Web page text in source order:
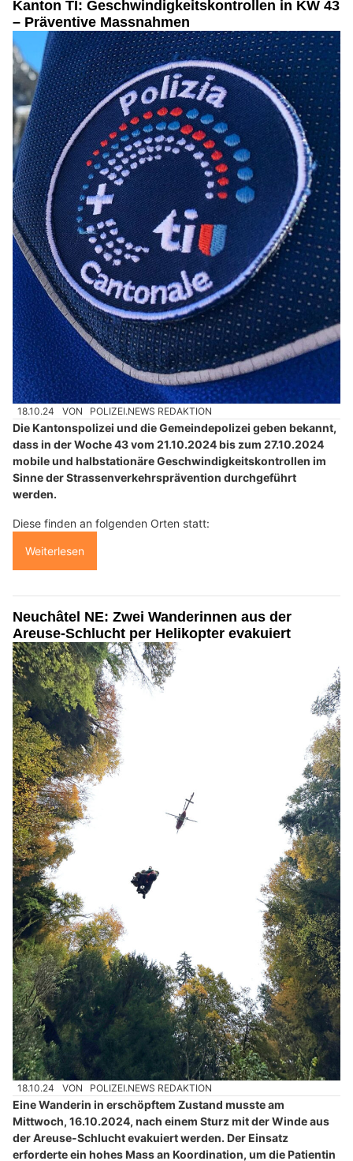
Kanton TI: Geschwindigkeitskontrollen in KW 43
– Präventive Massnahmen
18.10.24 VON POLIZEI.NEWS REDAKTION
Die Kantonspolizei und die Gemeindepolizei geben bekannt,
dass in der Woche 43 vom 21.10.2024 bis zum 27.10.2024
mobile und halbstationäre Geschwindigkeitskontrollen im
Sinne der Strassenverkehrsprävention durchgeführt
werden.
Diese finden an folgenden Orten statt:
Weiterlesen
Neuchâtel NE: Zwei Wanderinnen aus der
Areuse-Schlucht per Helikopter evakuiert
18.10.24 VON POLIZEI.NEWS REDAKTION
Eine Wanderin in erschöpftem Zustand musste am
Mittwoch, 16.10.2024, nach einem Sturz mit der Winde aus
der Areuse-Schlucht evakuiert werden. Der Einsatz
erforderte ein hohes Mass an Koordination, um die Patientin